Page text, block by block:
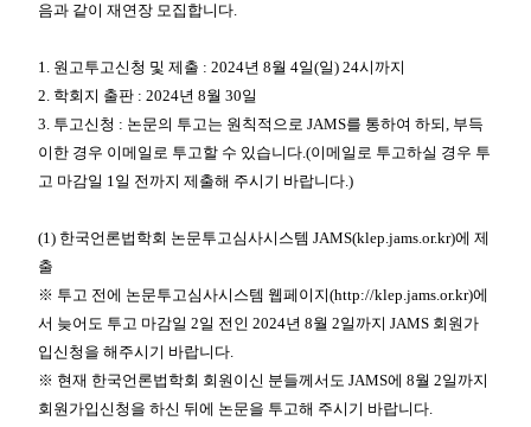
음과 같이 재연장 모집합니다.
1. 원고투고신청 및 제출 : 2024년 8월 4일(일) 24시까지
2. 학회지 출판 : 2024년 8월 30일
3. 투고신청 : 논문의 투고는 원칙적으로 JAMS를 통하여 하되, 부득
이한 경우 이메일로 투고할 수 있습니다.(이메일로 투고하실 경우 투
고 마감일 1일 전까지 제출해 주시기 바랍니다.)
(1) 한국언론법학회 논문투고심사시스템 JAMS(klep.jams.or.kr)에 제
출
※ 투고 전에 논문투고심사시스템 웹페이지(http://klep.jams.or.kr)에
서 늦어도 투고 마감일 2일 전인 2024년 8월 2일까지 JAMS 회원가
입신청을 해주시기 바랍니다.
※ 현재 한국언론법학회 회원이신 분들께서도 JAMS에 8월 2일까지
회원가입신청을 하신 뒤에 논문을 투고해 주시기 바랍니다.